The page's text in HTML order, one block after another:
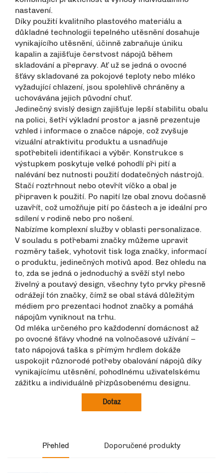
nastavení.
Díky použití kvalitního plastového materiálu a
důkladné technologii tepelného utěsnění dosahuje
vynikajícího utěsnění, účinně zabraňuje úniku
kapalin a zajišťuje čerstvost nápojů během
skladování a přepravy. Ať už se jedná o ovocné
šťávy skladované za pokojové teploty nebo mléko
vyžadující chlazení, jsou spolehlivě chráněny a
uchovávána jejich původní chuť.
Jedinečný svislý design zajišťuje lepší stabilitu obalu
na polici, šetří výkladní prostor a jasně prezentuje
vzhled i informace o značce nápoje, což zvyšuje
vizuální atraktivitu produktu a usnadňuje
spotřebiteli identifikaci a výběr. Konstrukce s
výstupkem poskytuje velké pohodlí při pití a
nalévání bez nutnosti použití dodatečných nástrojů.
Stačí roztrhnout nebo otevřít víčko a obal je
připraven k použití. Po napití lze obal znovu dočasně
uzavřít, což umožňuje pití po částech a je ideální pro
sdílení v rodině nebo pro nošení.
Nabízíme komplexní služby v oblasti personalizace.
V souladu s potřebami značky můžeme upravit
rozměry tašek, vyhotovit tisk loga značky, informací
o produktu, jedinečných motivů apod. Bez ohledu na
to, zda se jedná o jednoduchý a svěží styl nebo
živelný a poutavý design, všechny tyto prvky přesně
odrážejí tón značky, čímž se obal stává důležitým
médiem pro prezentaci hodnot značky a pomáhá
nápojům vyniknout na trhu.
Od mléka určeného pro každodenní domácnost až
po ovocné šťávy vhodné na volnočasové užívání –
tato nápojová taška s přímým hrdlem dokáže
uspokojit různorodé potřeby obalování nápojů díky
vynikajícímu utěsnění, pohodlnému uživatelskému
zážitku a individuálně přizpůsobenému designu.
Dotaz
Přehled Doporučené produkty